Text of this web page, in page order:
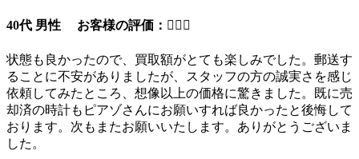
40代 男性 お客様の評価：
状態も良かったので、買取額がとても楽しみでした。郵送す
ることに不安がありましたが、スタッフの方の誠実さを感じ
依頼してみたところ、想像以上の価格に驚きました。既に売
却済の時計もピアゾさんにお願いすれば良かったと後悔して
おります。次もまたお願いいたします。ありがとうございま
した。